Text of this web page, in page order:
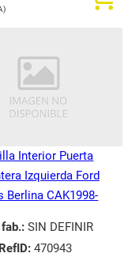
Interior Puerta
Izquierda Ford
Berlina CAK1998-
SIN DEFINIR
RefID:470943